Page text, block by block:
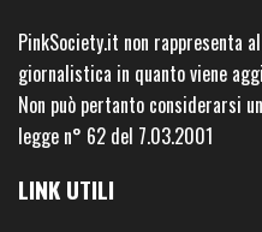
PinkSociety.it non rappresenta
giornalistica in quanto viene
Non può pertanto considerarsi
legge n° 62 del 7.03.2001
LINK UTILI